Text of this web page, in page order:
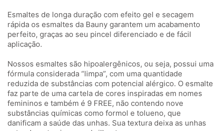
Esmaltes de longa duração com efeito gel e secagem
rápida os esmaltes da Bauny garantem um acabamento
perfeito, graças ao seu pincel diferenciado e de fácil
aplicação.
Nossos esmaltes são hipoalergênicos, ou seja, possui uma
fórmula considerada “limpa”, com uma quantidade
reduzida de substâncias com potencial alérgico. O esmalte
faz parte de uma cartela de cores inspiradas em nomes
femininos e também é 9 FREE, não contendo nove
substâncias químicas como formol e tolueno, que
danificam a saúde das unhas. Sua textura deixa as unhas